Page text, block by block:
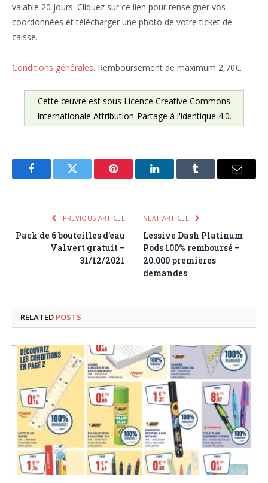
valable 20 jours. Cliquez sur ce lien pour renseigner vos
coordonnées et télécharger une photo de votre ticket de
caisse.
Conditions générales. Remboursement de maximum 2,70€.
Cette œuvre est sous Licence Creative Commons
Internationale Attribution-Partage à l'identique 4.0.
FacebookTwitter Pinterest LinkedInTumblr Email
PREVIOUS ARTICLE
Pack de 6 bouteilles d’eau
Valvert gratuit –
31/12/2021
NEXT ARTICLE
Lessive Dash Platinum
Pods 100% remboursé –
20.000 premières
demandes
RELATED POSTS